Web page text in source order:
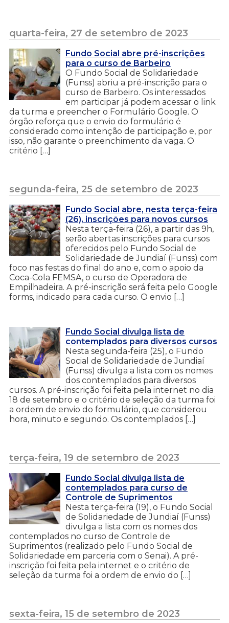
quarta-feira, 27 de setembro de 2023
Fundo Social abre pré-inscrições
para o curso de Barbeiro
O Fundo Social de Solidariedade
(Funss) abriu a pré-inscrição para o
curso de Barbeiro. Os interessados
em participar já podem acessar o link
da turma e preencher o Formulário Google. O
órgão reforça que o envio do formulário é
considerado como intenção de participação e, por
isso, não garante o preenchimento da vaga. O
critério […]
segunda-feira, 25 de setembro de 2023
Fundo Social abre, nesta terça-feira
(26), inscrições para novos cursos
Nesta terça-feira (26), a partir das 9h,
serão abertas inscrições para cursos
oferecidos pelo Fundo Social de
Solidariedade de Jundiaí (Funss) com
foco nas festas do final do ano e, com o apoio da
Coca-Cola FEMSA, o curso de Operadora de
Empilhadeira. A pré-inscrição será feita pelo Google
forms, indicado para cada curso. O envio […]
Fundo Social divulga lista de
contemplados para diversos cursos
Nesta segunda-feira (25), o Fundo
Social de Solidariedade de Jundiaí
(Funss) divulga a lista com os nomes
dos contemplados para diversos
cursos. A pré-inscrição foi feita pela internet no dia
18 de setembro e o critério de seleção da turma foi
a ordem de envio do formulário, que considerou
hora, minuto e segundo. Os contemplados […]
terça-feira, 19 de setembro de 2023
Fundo Social divulga lista de
contemplados para curso de
Controle de Suprimentos
Nesta terça-feira (19), o Fundo Social
de Solidariedade de Jundiaí (Funss)
divulga a lista com os nomes dos
contemplados no curso de Controle de
Suprimentos (realizado pelo Fundo Social de
Solidariedade em parceria com o Senai). A pré-
inscrição foi feita pela internet e o critério de
seleção da turma foi a ordem de envio do […]
sexta-feira, 15 de setembro de 2023